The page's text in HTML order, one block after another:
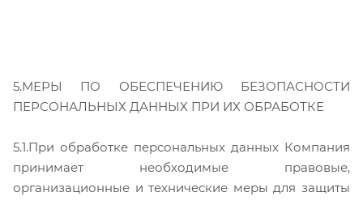
5.МЕРЫ ПО ОБЕСПЕЧЕНИЮ БЕЗОПАСНОСТИ
ПЕРСОНАЛЬНЫХ ДАННЫХ ПРИ ИХ ОБРАБОТКЕ
5.1.При обработке персональных данных Компания
принимает необходимые правовые,
организационные и технические меры для защиты